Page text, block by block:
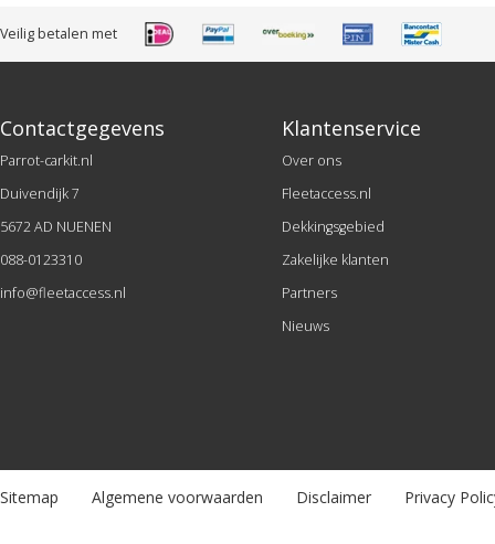
Veilig betalen met
Contactgegevens
Parrot-carkit.nl
Duivendijk 7
5672 AD NUENEN
088-0123310
info@fleetaccess.nl
Klantenservice
Over ons
Fleetaccess.nl
Dekkingsgebied
Zakelijke klanten
Partners
Nieuws
Sitemap Algemene voorwaarden Disclaimer Privacy